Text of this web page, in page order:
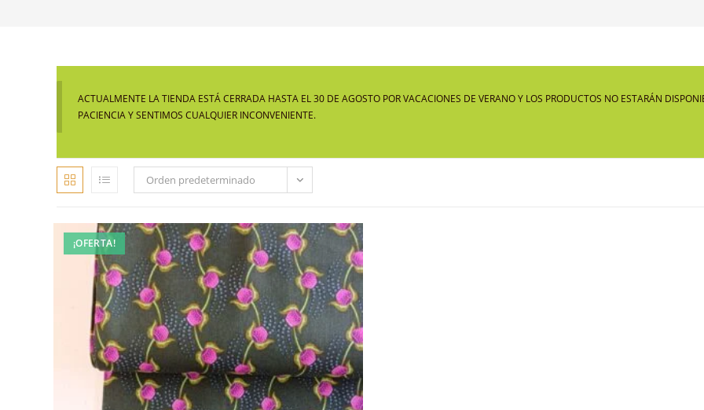
ACTUALMENTE LA TIENDA ESTÁ CERRADA HASTA EL 30 DE AGOSTO POR VACACIONES DE VERANO Y LOS PRODUCTOS NO ESTARÁN
PACIENCIA Y SENTIMOS CUALQUIER INCONVENIENTE.
Orden predeterminado
¡OFERTA!